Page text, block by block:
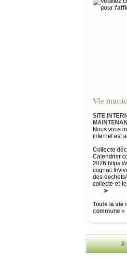
Vie
SITE
Nous vous
internet est
Collecte
Calendrier
2026 https://
cognac.fr/
des-
collecte-et-
Toute la vie
commune »
©